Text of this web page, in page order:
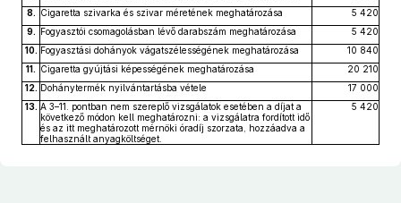
8. Cigaretta szivarka és szivar méretének meghatározása
5 420
9. Fogyasztói csomagolásban lévő darabszám meghatározása
5 420
10. Fogyasztási dohányok vágatszélességének meghatározása
10 840
11. Cigaretta gyújtási képességének meghatározása
20 210
12. Dohánytermék nyilvántartásba vétele
17 000
13. A 3–11. pontban nem szereplő vizsgálatok esetében a díjat a
következő módon kell meghatározni: a vizsgálatra fordított idő
és az itt meghatározott mérnöki óradíj szorzata, hozzáadva a
felhasznált anyagköltséget.
5 420